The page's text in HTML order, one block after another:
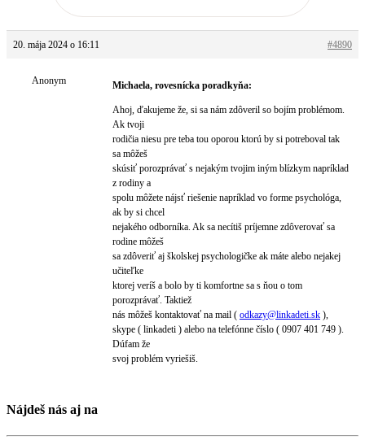
20. mája 2024 o 16:11 #4890
Anonym Michaela, rovesnícka poradkyňa:
Ahoj, ďakujeme že, si sa nám zdôveril so bojím problémom.
Ak tvoji
rodičia niesu pre teba tou oporou ktorú by si potreboval tak
sa môžeš
skúsiť porozprávať s nejakým tvojim iným blízkym napríklad
z rodiny a
spolu môžete nájsť riešenie napríklad vo forme psychológa,
ak by si chcel
nejakého odborníka. Ak sa necítiš príjemne zdôverovať sa
rodine môžeš
sa zdôveriť aj školskej psychologičke ak máte alebo nejakej
učiteľke
ktorej veríš a bolo by ti komfortne sa s ňou o tom
porozprávať. Taktiež
nás môžeš kontaktovať na mail ( odkazy@linkadeti.sk ),
skype ( linkadeti ) alebo na telefónne číslo ( 0907 401 749 ).
Dúfam že
svoj problém vyriešiš.
Nájdeš nás aj na